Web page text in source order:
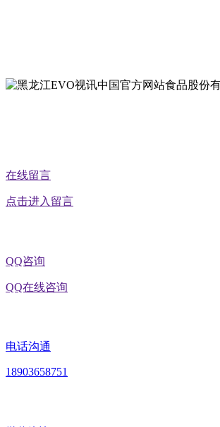
在线留言
点击进入留言
QQ咨询
QQ在线咨询
电话沟通
18903658751